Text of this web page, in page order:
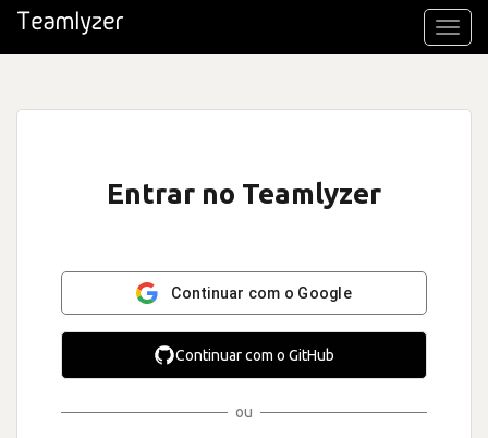
Entrar no Teamlyzer
Continuar com o Google
Continuar com o GitHub
ou